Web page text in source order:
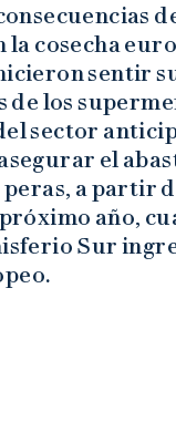
cosecha
sentir
de los
sector
el
peras, a partir
año,
Sur